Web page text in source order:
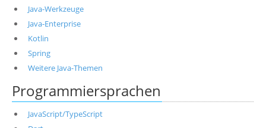
Java-Werkzeuge
Java-Enterprise
Kotlin
Spring
Weitere Java-Themen
Programmiersprachen
JavaScript/TypeScript